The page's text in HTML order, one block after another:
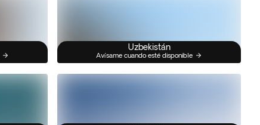
Uzbekistán
Avísame cuando esté disponible